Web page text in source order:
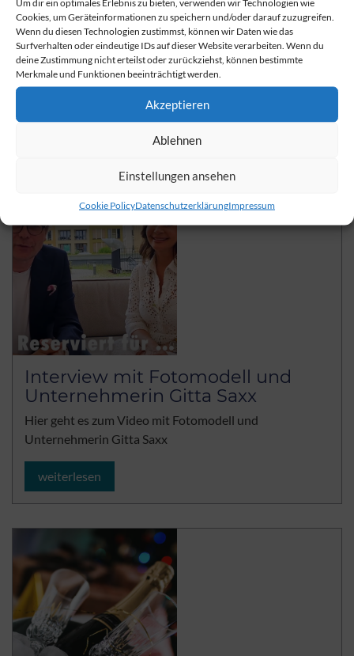
Cookies, um Geräteinformationen zu speichern und/oder darauf zuzugreifen.
Wenn du diesen Technologien zustimmst, können wir Daten wie das
Surfverhalten oder eindeutige IDs auf dieser Website verarbeiten. Wenn du
deine Zustimmung nicht erteilst oder zurückziehst, können bestimmte
Merkmale und Funktionen beeinträchtigt werden.
Akzeptieren
Ablehnen
Einstellungen ansehen
Cookie PolicyDatenschutzerklärungImpressum
Interview mit dem Künstler
Manfred Bockelmann
Hier geht es zum Video mit dem Künstler Manfred
Bockelmann, Bruder von Udo Jürgens.
Interview mit Fotomodell und
Unternehmerin Gitta Saxx
Hier geht es zum Video mit Fotomodell und
Unternehmerin Gitta Saxx
weiterlesen